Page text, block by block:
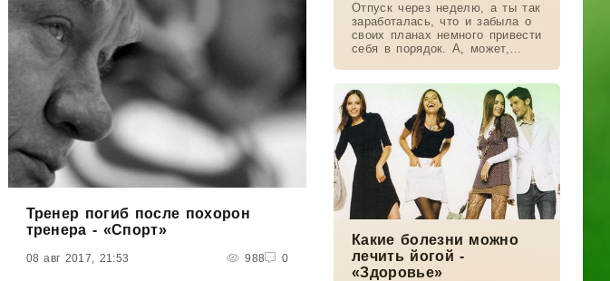
Тренер погиб после похорон
тренера - «Спорт»
08 авг 2017, 21:53 988 0
Отпуск через неделю, а ты так
заработалась, что и забыла о
своих планах немного привести
себя в порядок. А, может,
рождения, у тебя есть на
примете
Какие болезни можно
лечить йогой -
«Здоровье»